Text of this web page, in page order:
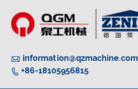
 information@qzmachine.com
 +86-18105956815